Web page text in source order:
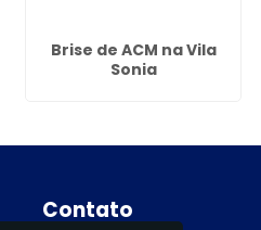
Brise de ACM na Vila
Sonia
Contato